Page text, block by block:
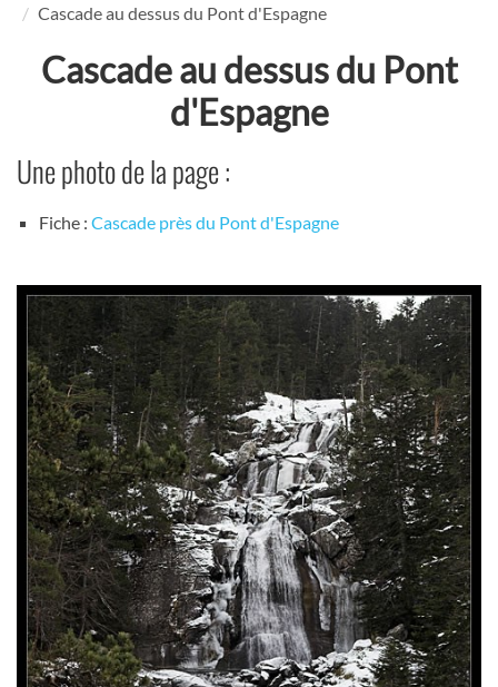
Cascade au dessus du Pont d'Espagne
Cascade au dessus du Pont
d'Espagne
Une photo de la page :
Fiche : Cascade près du Pont d'Espagne